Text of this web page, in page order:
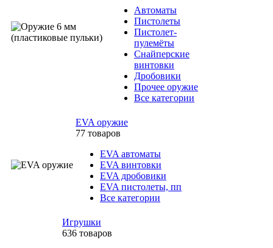
Автоматы
Пистолеты
Пистолет-
пулемёты
Снайперские
винтовки
Дробовики
Прочее оружие
Все категории
EVA оружие
77 товаров
EVA автоматы
EVA винтовки
EVA дробовики
EVA пистолеты, пп
Все категории
Игрушки
636 товаров